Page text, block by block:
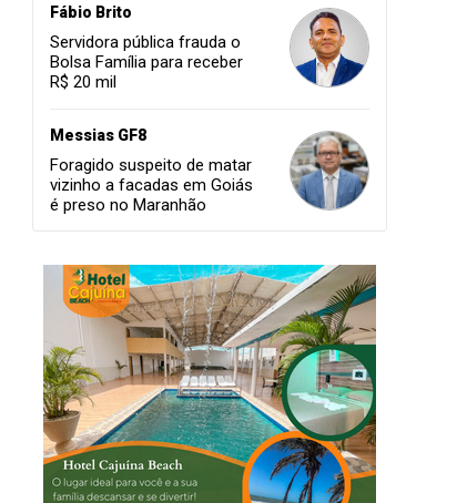
Fábio Brito
Servidora pública frauda o
Bolsa Família para receber
R$ 20 mil
Messias GF8
Foragido suspeito de matar
vizinho a facadas em Goiás
é preso no Maranhão